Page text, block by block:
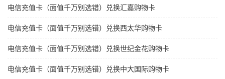
电信充值卡（面值千万别选错）兑换汇嘉购物卡
电信充值卡（面值千万别选错）兑换西太华购物卡
电信充值卡（面值千万别选错）兑换世纪金花购物卡
电信充值卡（面值千万别选错）兑换中大国际购物卡